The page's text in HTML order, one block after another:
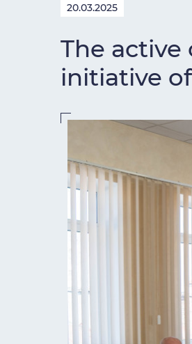
20.03.2025
The
initiative